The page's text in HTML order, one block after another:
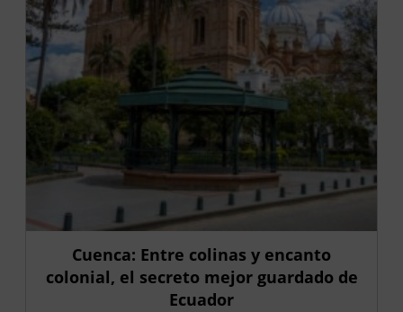
Cuenca: Entre colinas y encanto
colonial, el secreto mejor guardado de
Ecuador